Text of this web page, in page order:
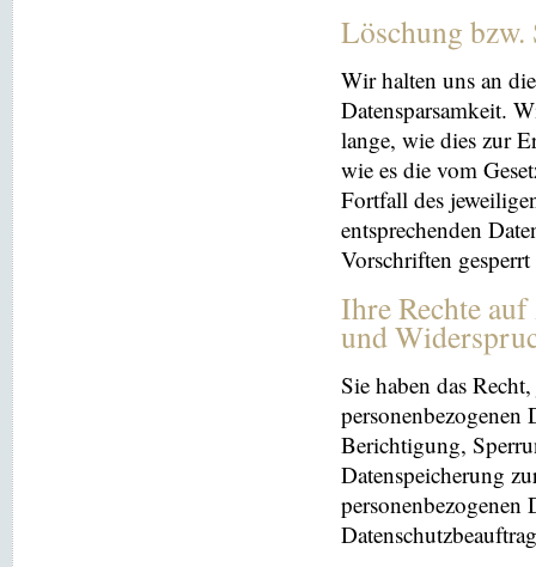
Löschung
Wir halten uns an
Datensparsamkeit.
lange, wie dies zur
wie es die vom
Fortfall des
entsprechenden
Vorschriften
Ihre Rechte
und
Sie haben das
personenbezogenen
Berichtigung,
Datenspeicherung
personenbezogenen